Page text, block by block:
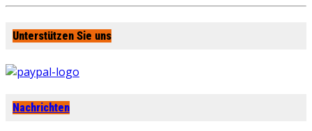
Unterstützen Sie uns
Nachrichten